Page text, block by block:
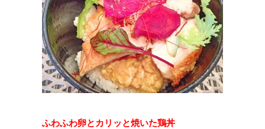
ふわふわ卵とカリッと焼いた鶏丼